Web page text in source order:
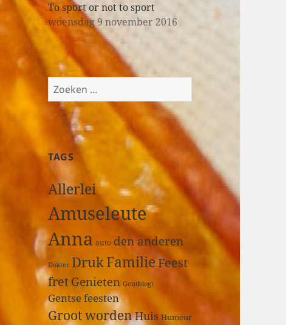
To sport or not to sport
woensdag 9 november 2016
Z
o
n
n
a
r
:
TAGS
Allerlei
Amuseleute
Anna auto den anderen
Dokter DrukFamilieFeest
fretGenieten Gentblogt
Gentse feesten
Groot wordenHuis Humeur